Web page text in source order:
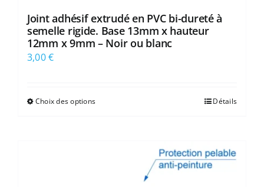
Joint adhésif extrudé en PVC bi-dureté à
semelle rigide. Base 13mm x hauteur
12mm x 9mm – Noir ou blanc
3,00€
Choix des optionsCe
Détails